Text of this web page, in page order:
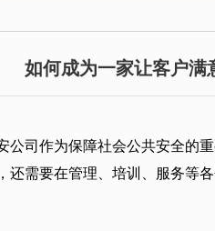
如何成为一家让客户满
公司作为保障社会公共安全的
还需要在管理、培训、服务等